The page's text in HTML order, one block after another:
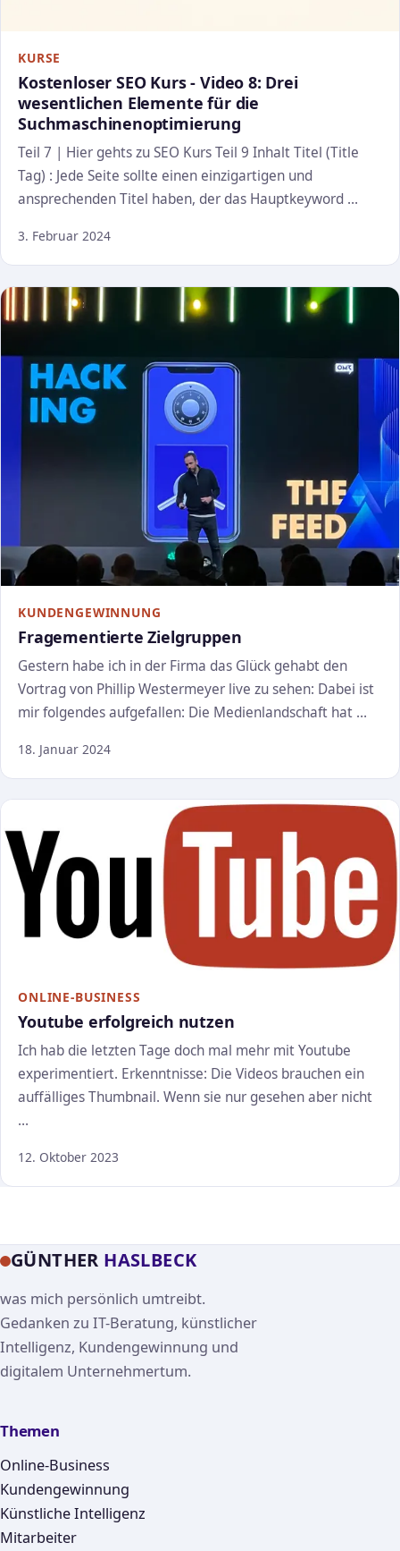
KURSE
Kostenloser SEO Kurs - Video 8: Drei
wesentlichen Elemente für die
Suchmaschinenoptimierung
Teil 7 | Hier gehts zu SEO Kurs Teil 9 Inhalt Titel (Title
Tag) : Jede Seite sollte einen einzigartigen und
ansprechenden Titel haben, der das Hauptkeyword …
3. Februar 2024
KUNDENGEWINNUNG
Fragementierte Zielgruppen
Gestern habe ich in der Firma das Glück gehabt den
Vortrag von Phillip Westermeyer live zu sehen: Dabei ist
mir folgendes aufgefallen: Die Medienlandschaft hat …
18. Januar 2024
ONLINE-BUSINESS
Youtube erfolgreich nutzen
Ich hab die letzten Tage doch mal mehr mit Youtube
experimentiert. Erkenntnisse: Die Videos brauchen ein
auffälliges Thumbnail. Wenn sie nur gesehen aber nicht
…
12. Oktober 2023
GÜNTHER HASLBECK
was mich persönlich umtreibt.
Gedanken zu IT-Beratung, künstlicher
Intelligenz, Kundengewinnung und
digitalem Unternehmertum.
Themen
Online-Business
Kundengewinnung
Künstliche Intelligenz
Mitarbeiter